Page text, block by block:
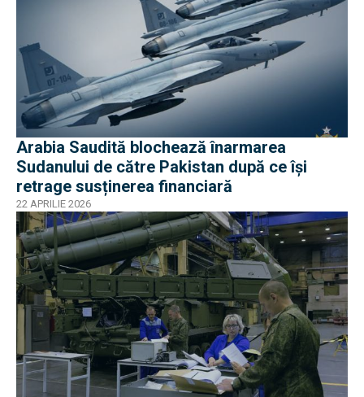
Arabia Saudită blochează înarmarea
Sudanului de către Pakistan după ce își
retrage susținerea financiară
22 APRILIE 2026